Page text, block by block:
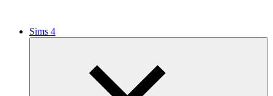
Sims 4